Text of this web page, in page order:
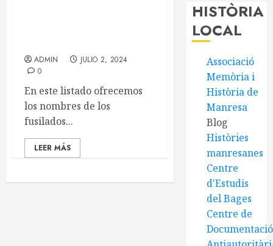
ADMIN
JULIO 2, 2024
0
En este listado ofrecemos
los nombres de los
fusilados...
LEER MÁS
HISTÒRIA
LOCAL
Associació
Memòria i
Història de
Manresa
Blog
Històries
manresanes
Centre
d'Estudis
del Bages
Centre de
Documentació